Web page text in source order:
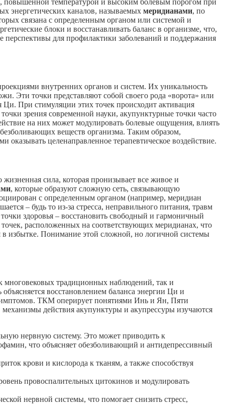
повышенной температурой и высоким болевым порогом при
энергетических каналов, называемых меридианами, по
связана с определенным органом или системой и
блоки и восстанавливать баланс в организме, что,
перспективы для профилактики заболеваний и поддержания
внутренних органов и систем. Их уникальность
Эти точки представляют собой своего рода «ворота» или
При стимуляции этих точек происходит активация
зрения современной науки, акупунктурные точки часто
на них может модулировать болевые ощущения, влиять
веществ организма. Таким образом,
целенаправленное терапевтическое воздействие.
жизненная сила, которая пронизывает все живое и
, которые образуют сложную сеть, связывающую
с определенным органом (например, меридиан
– будь то из-за стресса, неправильного питания, травм
здоровья – восстановить свободный и гармоничный
расположенных на соответствующих меридианах, что
в избытке. Понимание этой сложной, но логичной системы
многовековых традиционных наблюдений, так и
объясняется восстановлением баланса энергии Ци и
ТКМ оперирует понятиями Инь и Ян, Пяти
механизмы действия акупунктуры и акупрессуры изучаются
нервную систему. Это может приводить к
что объясняет обезболивающий и антидепрессивный
крови и кислорода к тканям, а также способствуя
провоспалительных цитокинов и модулировать
нервной системы, что помогает снизить стресс,